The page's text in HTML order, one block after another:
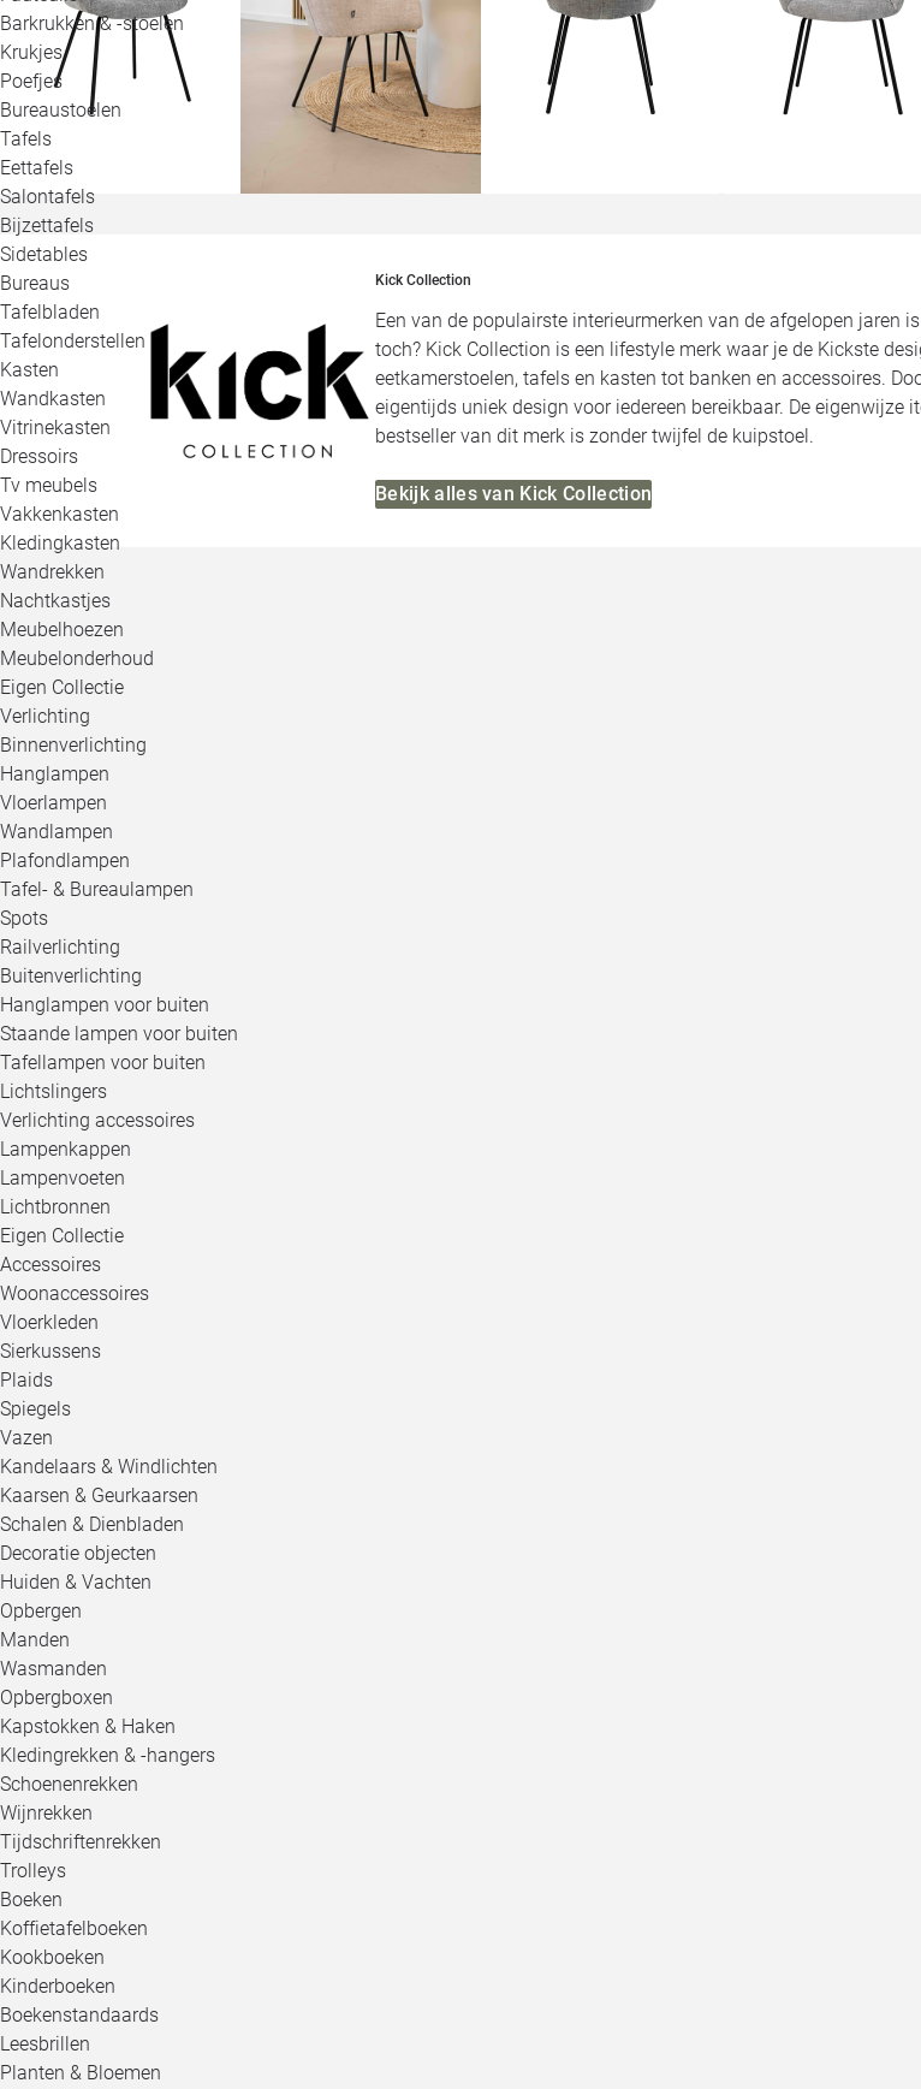
Barkrukken & -stoelen
Krukjes
Poefjes
Bureaustoelen
Tafels
Eettafels
Salontafels
Bijzettafels
Sidetables
Bureaus
Tafelbladen
Tafelonderstellen
Kasten
Wandkasten
Vitrinekasten
Dressoirs
Tv meubels
Vakkenkasten
Kledingkasten
Wandrekken
Nachtkastjes
Meubelhoezen
Meubelonderhoud
Eigen Collectie
Verlichting
Binnenverlichting
Hanglampen
Vloerlampen
Wandlampen
Plafondlampen
Tafel- & Bureaulampen
Spots
Railverlichting
Buitenverlichting
Hanglampen voor buiten
Staande lampen voor buiten
Tafellampen voor buiten
Lichtslingers
Verlichting accessoires
Lampenkappen
Lampenvoeten
Lichtbronnen
Eigen Collectie
Accessoires
Woonaccessoires
Vloerkleden
Sierkussens
Plaids
Spiegels
Vazen
Kandelaars & Windlichten
Kaarsen & Geurkaarsen
Schalen & Dienbladen
Decoratie objecten
Huiden & Vachten
Opbergen
Manden
Wasmanden
Opbergboxen
Kapstokken & Haken
Kledingrekken & -hangers
Schoenenrekken
Wijnrekken
Tijdschriftenrekken
Trolleys
Boeken
Koffietafelboeken
Kookboeken
Kinderboeken
Boekenstandaards
Leesbrillen
Planten & Bloemen
Kick Collection
Een van de populairste interieurmerken van de afgelopen jaren
toch? Kick Collection is een lifestyle merk waar je de Kickste
eetkamerstoelen, tafels en kasten tot banken en accessoires.
eigentijds uniek design voor iedereen bereikbaar. De
bestseller van dit merk is zonder twijfel de kuipstoel.
Bekijk alles van Kick Collection